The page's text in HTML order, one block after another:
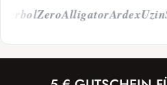
ZeroAlligatorArdexUzin